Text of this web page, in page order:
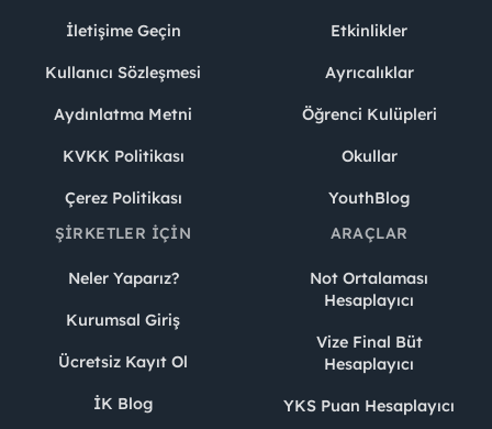
İletişime Geçin
Kullanıcı Sözleşmesi
Aydınlatma Metni
KVKK Politikası
Çerez Politikası
Etkinlikler
Ayrıcalıklar
Öğrenci Kulüpleri
Okullar
YouthBlog
ŞIRKETLER İÇIN
Neler Yaparız?
Kurumsal Giriş
Ücretsiz Kayıt Ol
İK Blog
ARAÇLAR
Not Ortalaması
Hesaplayıcı
Vize Final Büt
Hesaplayıcı
YKS Puan Hesaplayıcı